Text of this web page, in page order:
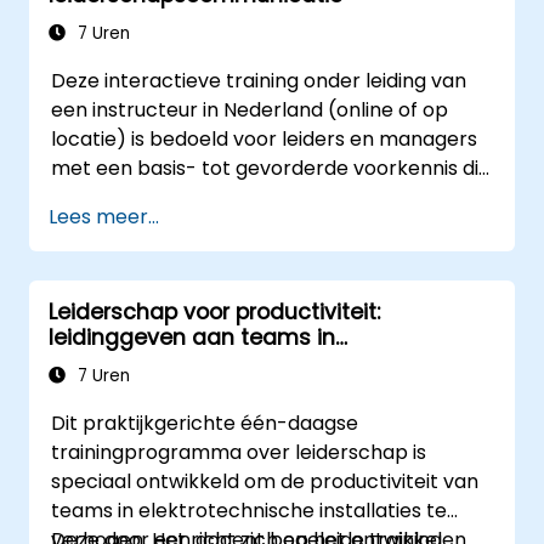
zijn essentieel voor succes op dit gebied.
communicatie verbeteren, conflicten
teamomgeving creëren.
Organisatiedoelstellingen en teamdoelen
afstemmen, veranderingen doeltreffend
beheren en een innovatieve en flexibele
7 Uren
Deze interactieve training onder leiding van
een instructeur in Nederland (online of op
locatie) is bedoeld voor leiders en managers
met een basis- tot gevorderde voorkennis die
de betrokkenheid, coaching en gesprekken
over prestaties binnen hun teams te
verbeteren.
Lees meer...
Leiderschap voor productiviteit:
leidinggeven aan teams in
elektrotechnische installaties
7 Uren
Dit praktijkgerichte één-daagse
trainingprogramma over leiderschap is
speciaal ontwikkeld om de productiviteit van
teams in elektrotechnische installaties te